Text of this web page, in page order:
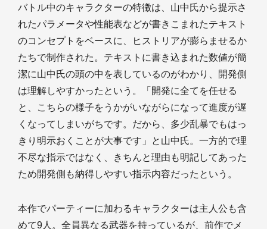
バトル中のキャラクターの特徴は、山中氏から提示さ
れたパラメータや性能表などが書きこまれたテキスト
のコンセプトをベースに、ヒストリアが膨らませるか
たちで制作された。テキストに書き込まれた数値が簡
潔に山中氏の頭の中を表しているのがわかり、開発側
は理解しやすかったという。「開発に全てを任せる
と、こちらの様子をうかがいながらになって進度が遅
くなってしまいがちです。だから、多少乱暴でもはっ
きり明示おくことが大事です」と山中氏。一方的で理
不尽な指示ではなく、きちんと理由も明記してあった
ため開発側も納得しやすい指示内容だったという。
本作でパーティーに加わるキャラクターは主人公も含
めて9人。全員異なる武器を持っているが、前作でメ